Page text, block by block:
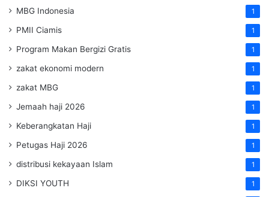
MBG Indonesia 1
PMII Ciamis 1
Program Makan Bergizi Gratis 1
zakat ekonomi modern 1
zakat MBG 1
Jemaah haji 2026 1
Keberangkatan Haji 1
Petugas Haji 2026 1
distribusi kekayaan Islam 1
DIKSI YOUTH 1